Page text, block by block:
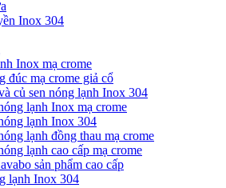
Inox 304
Inox mạ crome
đúc mạ crome giả cổ
củ sen nóng lạnh Inox 304
lạnh Inox mạ crome
lạnh Inox 304
lạnh đồng thau mạ crome
lạnh cao cấp mạ crome
sản phẩm cao cấp
lạnh Inox 304